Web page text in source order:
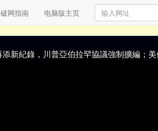
破网指南 电脑版主页